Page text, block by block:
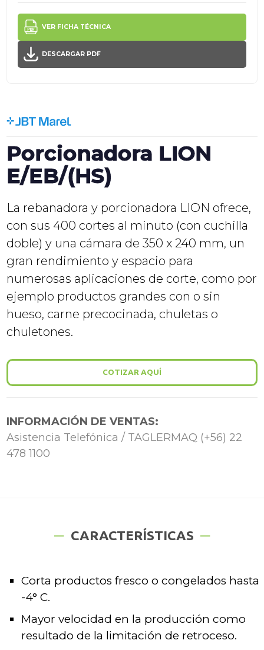
VER FICHA TÉCNICA
DESCARGAR PDF
Porcionadora LION
E/EB/(HS)
La rebanadora y porcionadora LION ofrece,
con sus 400 cortes al minuto (con cuchilla
doble) y una cámara de 350 x 240 mm, un
gran rendimiento y espacio para
numerosas aplicaciones de corte, como por
ejemplo productos grandes con o sin
hueso, carne precocinada, chuletas o
chuletones.
COTIZAR AQUÍ
INFORMACIÓN DE VENTAS:
Asistencia Telefónica / TAGLERMAQ (+56) 22
478 1100
CARACTERÍSTICAS
Corta productos fresco o congelados hasta
-4° C.
Mayor velocidad en la producción como
resultado de la limitación de retroceso.